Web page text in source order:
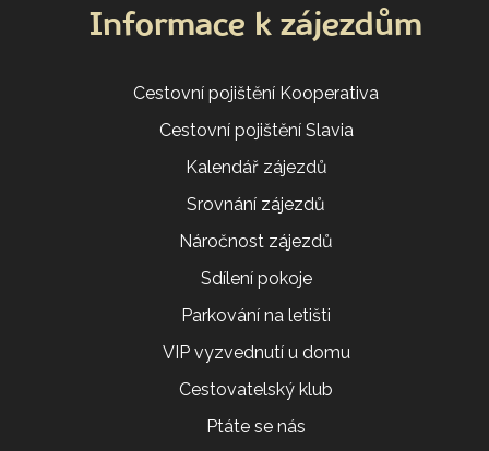
Informace k zájezdům
Cestovní pojištění Kooperativa
Cestovní pojištění Slavia
Kalendář zájezdů
Srovnání zájezdů
Náročnost zájezdů
Sdílení pokoje
Parkování na letišti
VIP vyzvednutí u domu
Cestovatelský klub
Ptáte se nás